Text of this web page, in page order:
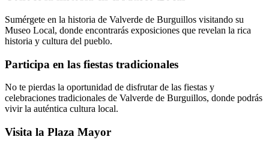
Sumérgete en la historia de Valverde de Burguillos visitando su
Museo Local, donde encontrarás exposiciones que revelan la rica
historia y cultura del pueblo.
Participa en las fiestas tradicionales
No te pierdas la oportunidad de disfrutar de las fiestas y
celebraciones tradicionales de Valverde de Burguillos, donde podrás
vivir la auténtica cultura local.
Visita la Plaza Mayor